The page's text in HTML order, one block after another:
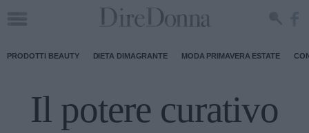
PRODOTTI BEAUTY DIETA DIMAGRANTE MODA PRIMAVERA ESTATE
Il potere curativo